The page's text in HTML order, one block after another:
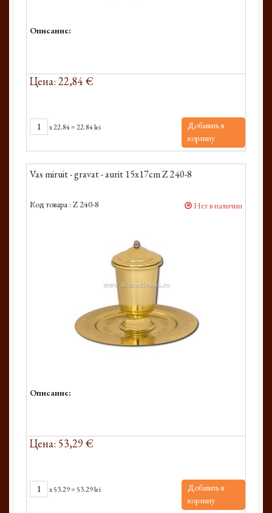
Описание:
Цена: 22,84 €
x22.84=22.84 lei
Добавить в
корзину
Vas miruit - gravat - aurit 15x17cm Z 240-8
Код товара : Z 240-8 Нет в наличии
Описание:
Цена: 53,29 €
x53.29= 53.29 lei
Добавить в
корзину